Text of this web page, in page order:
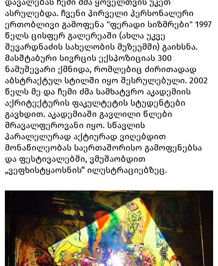
ასრულებდა. ჩვენი პირველი პერსონალური
ერთობლივი გამოფენა "ფერადი სიზმრები" 1997
წელს ცისფერ გალერეაში (ახლა უკვე
შევარდნაძის სახელობის მუზეუმში) გაიხსნა.
მასშტაბური სივრცის ექსპოზიციას 300
ნამუშევარი ქმნიდა, რომლებიც ძირითადად
აბსტრაქტულ სტილში იყო შესრულებული. 2002
წელს მე და ჩემი ძმა სამხატვრო აკადემიის
აქრიტექტურის ფაკულტეტის სტუდენტები
გავხდით. აკადემიაში გავლილი წლები
მრავალფეროვანი იყო. სწავლის
პარალელურად აქტიურად ვიღებდით
მონაწილეობას საერთაშორისო გამოფენებსა
და ფესტივალებში, ვმუშაობდით
„ვეფხისტყაოსნის“ ილუსტრაციებზეც.